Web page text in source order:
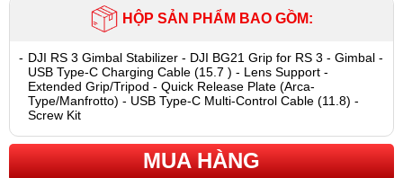
HỘP SẢN PHẨM BAO GỒM:
- DJI RS 3 Gimbal Stabilizer - DJI BG21 Grip for RS 3 - Gimbal -
USB Type-C Charging Cable (15.7 ) - Lens Support -
Extended Grip/Tripod - Quick Release Plate (Arca-
Type/Manfrotto) - USB Type-C Multi-Control Cable (11.8) -
Screw Kit
MUA HÀNG